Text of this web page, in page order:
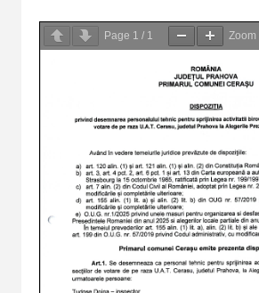
Page 1 / 1 Zoom